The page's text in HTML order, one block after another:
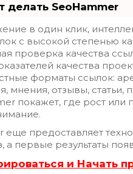
делать SeoHammer
в один клик,
с высокой степенью
проверка качества
качества
форматы ссылок:
мнения, отзывы, статьи,
покажет, где рост или
еще предоставляет
а первые результаты
и Начать